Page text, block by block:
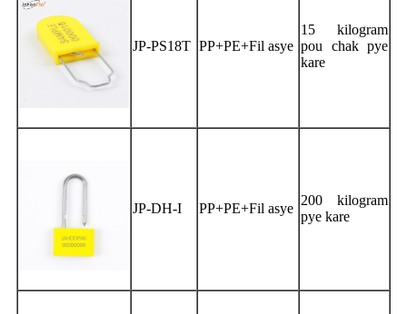
JP-PS18T PP+PE+Fil asye
15 kilogram
pou chak pye
kare
JP-DH-I PP+PE+Fil asye
200 kilogram
pye kare